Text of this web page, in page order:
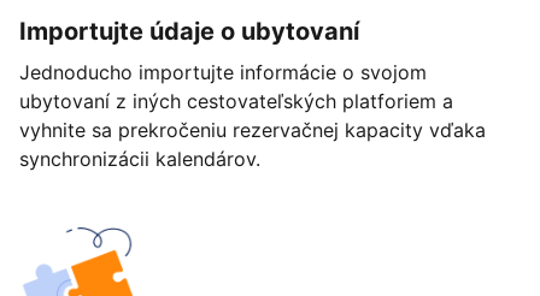
Importujte údaje o ubytovaní
Jednoducho importujte informácie o svojom
ubytovaní z iných cestovateľských platforiem a
vyhnite sa prekročeniu rezervačnej kapacity vďaka
synchronizácii kalendárov.